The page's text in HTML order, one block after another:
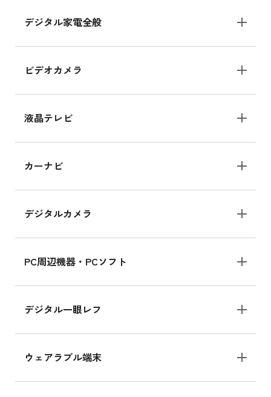
デジタル家電全般
ビデオカメラ
液晶テレビ
カーナビ
デジタルカメラ
PC周辺機器・PCソフト
デジタル一眼レフ
ウェアラブル端末
iPad Air 11インチ シリーズ
iPad Air 11インチ の新品買取価格
iPhone 15 128GB シリーズ
iPhone 15 128GB の新品買取価格
MK2K3J/Aの新品買取価格はこちら